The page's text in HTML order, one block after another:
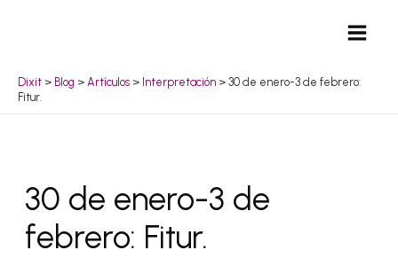
Dixit > Blog > Artículos > Interpretación > 30 de enero-3 de febrero:
Fitur.
30 de enero-3 de
febrero: Fitur.
de
entradas